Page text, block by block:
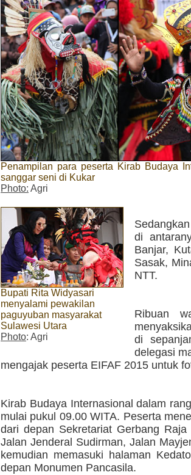
Penampilan para peserta Kirab Budaya
sanggar seni di Kukar
Photo: Agri
Bupati Rita Widyasari
menyalami pewakilan
paguyuban masyarakat
Sulawesi Utara
Photo: Agri
di
Banjar,
Sasak,
NTT.
Ribuan
di
delegasi
mengajak peserta EIFAF 2015 untuk
Kirab Budaya Internasional dalam
mulai pukul 09.00 WITA. Peserta
dari depan Sekretariat Gerbang
Jalan Jenderal Sudirman, Jalan
kemudian memasuki halaman
depan Monumen Pancasila.